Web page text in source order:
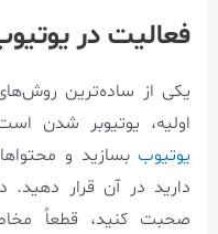
فعالیت در
یکی از ساده‌ترین
اولیه، یوتیوبر شدن
یوتیوب بسازید و
دارید در آن قرار دهید.
صحبت کنید، قطعاً